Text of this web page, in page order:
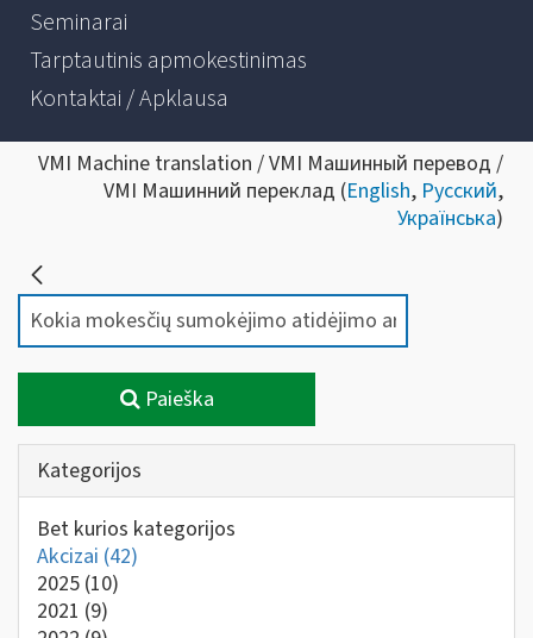
Seminarai
Tarptautinis apmokestinimas
Kontaktai / Apklausa
VMI Machine translation / VMI Машинный перевод /
VMI Машинний переклад (English, Русский,
Українська)
Paieška
Kategorijos
Bet kurios kategorijos
Akcizai (42)
2025 (10)
2021 (9)